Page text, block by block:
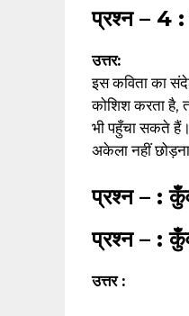
प्रश्न – 4 :
उत्तर:
इस कविता का
कोशिश करता है,
भी पहुँचा सकते
अकेला नहीं छोड़ना
प्रश्न – :
प्रश्न – :
उत्तर :